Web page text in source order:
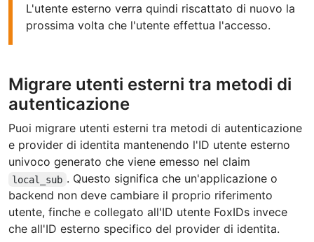
L'utente esterno verra quindi riscattato di nuovo la
prossima volta che l'utente effettua l'accesso.
Migrare utenti esterni tra metodi di
autenticazione
Puoi migrare utenti esterni tra metodi di autenticazione
e provider di identita mantenendo l'ID utente esterno
univoco generato che viene emesso nel claim
local_sub . Questo significa che un'applicazione o
backend non deve cambiare il proprio riferimento
utente, finche e collegato all'ID utente FoxIDs invece
che all'ID esterno specifico del provider di identita.